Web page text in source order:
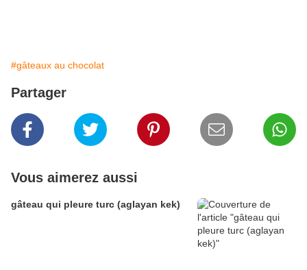
#gâteaux au chocolat
Partager
Vous aimerez aussi
gâteau qui pleure turc (aglayan kek)